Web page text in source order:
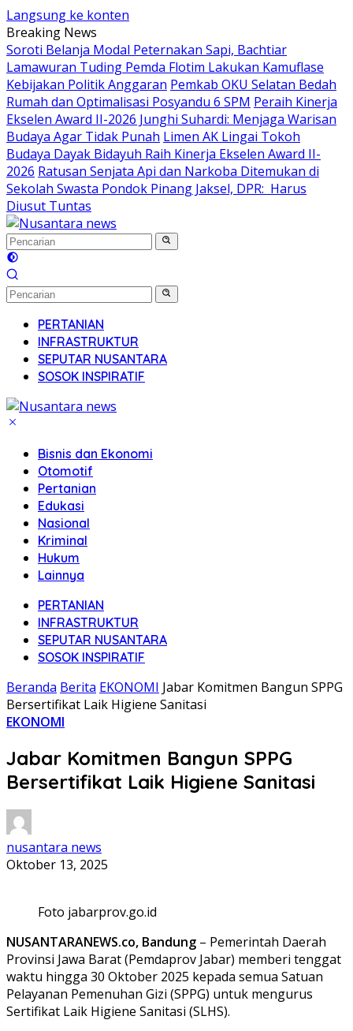
Langsung ke konten
Breaking News
Soroti Belanja Modal Peternakan Sapi, Bachtiar
Lamawuran Tuding Pemda Flotim Lakukan Kamuflase
Kebijakan Politik Anggaran Pemkab OKU Selatan Bedah
Rumah dan Optimalisasi Posyandu 6 SPM Peraih Kinerja
Ekselen Award II-2026 Junghi Suhardi: Menjaga Warisan
Budaya Agar Tidak Punah Limen AK Lingai Tokoh
Budaya Dayak Bidayuh Raih Kinerja Ekselen Award II-
2026 Ratusan Senjata Api dan Narkoba Ditemukan di
Sekolah Swasta Pondok Pinang Jaksel, DPR: Harus
Diusut Tuntas
PERTANIAN
INFRASTRUKTUR
SEPUTAR NUSANTARA
SOSOK INSPIRATIF
Bisnis dan Ekonomi
Otomotif
Pertanian
Edukasi
Nasional
Kriminal
Hukum
Lainnya
PERTANIAN
INFRASTRUKTUR
SEPUTAR NUSANTARA
SOSOK INSPIRATIF
Beranda Berita EKONOMI Jabar Komitmen Bangun SPPG
Bersertifikat Laik Higiene Sanitasi
EKONOMI
Jabar Komitmen Bangun SPPG
Bersertifikat Laik Higiene Sanitasi
nusantara news
Oktober 13, 2025
Foto jabarprov.go.id
NUSANTARANEWS.co, Bandung – Pemerintah Daerah
Provinsi Jawa Barat (Pemdaprov Jabar) memberi tenggat
waktu hingga 30 Oktober 2025 kepada semua Satuan
Pelayanan Pemenuhan Gizi (SPPG) untuk mengurus
Sertifikat Laik Higiene Sanitasi (SLHS).